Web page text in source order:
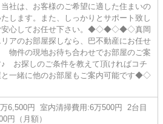
社は、お客様のご希望に適した住まいの
たします。また、しっかりとサポート致し
安心してお任せ下さい。◆◇◆◇◆◇真岡
アのお部屋探しなら、巴不動産にお任せ
物件の現地お待ち合わせでお部屋のご案
♪ お探しのご条件を教えて頂ければコチ
と一緒に他のお部屋もご案内可能です◆◇
6,500円 室内清掃費用:6万500円 2台目
円（月額）